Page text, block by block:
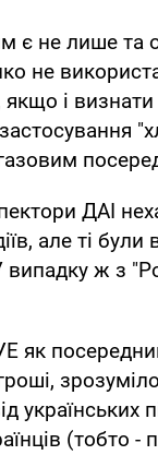
є не лише та
не
якщо і
ДАІ
але ті
випадку ж з
як
українських
(тобто -